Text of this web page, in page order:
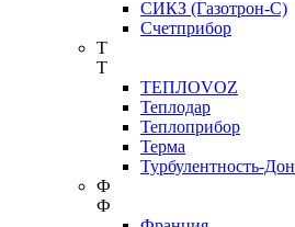
СИКЗ (Газотрон-С)
Счетприбор
Т
Т
ТЕПЛОVOZ
Теплодар
Теплоприбор
Терма
Турбулентность-Дон
Ф
Ф